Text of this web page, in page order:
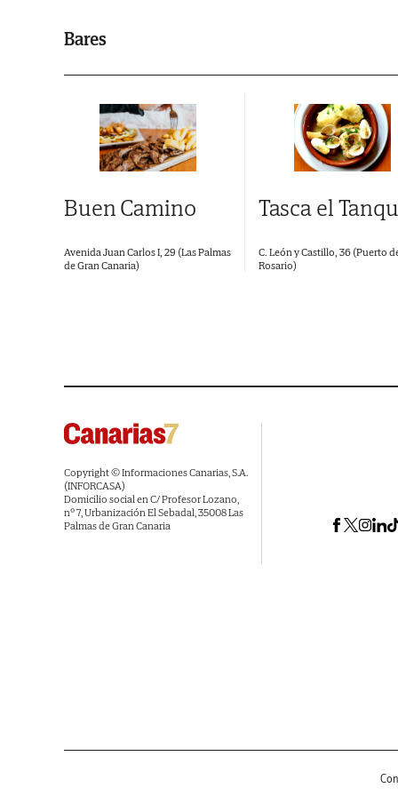
Bares
Buen Camino
Avenida Juan Carlos I, 29 (Las Palmas
de Gran Canaria)
Tasca el
C. León y Castillo, 36 (Puerto
Rosario)
Copyright © Informaciones Canarias, S.A.
(INFORCASA)
Domicilio social en C/ Profesor Lozano,
nº 7, Urbanización El Sebadal, 35008 Las
Palmas de Gran Canaria